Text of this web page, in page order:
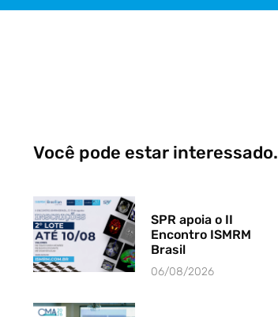
Você pode estar interessado.
SPR apoia o II
Encontro ISMRM
Brasil
06/08/2026